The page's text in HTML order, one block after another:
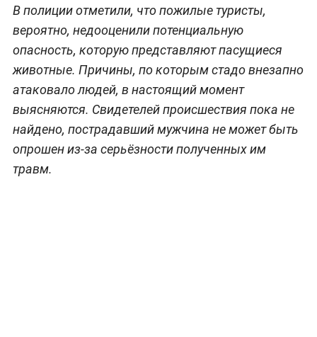
В полиции отметили, что пожилые туристы,
вероятно, недооценили потенциальную
опасность, которую представляют пасущиеся
животные. Причины, по которым стадо внезапно
атаковало людей, в настоящий момент
выясняются. Свидетелей происшествия пока не
найдено, пострадавший мужчина не может быть
опрошен из-за серьёзности полученных им
травм.